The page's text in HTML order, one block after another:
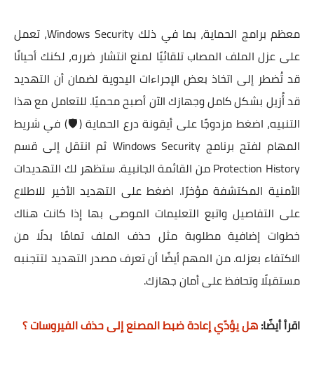
معظم برامج الحماية، بما في ذلك Windows Security، تعمل
على عزل الملف المصاب تلقائيًا لمنع انتشار ضرره، لكنك أحيانًا
قد تُضطر إلى اتخاذ بعض الإجراءات اليدوية لضمان أن التهديد
قد أُزيل بشكل كامل وجهازك الآن أصبح محميًا. للتعامل مع هذا
التنبيه، اضغط مزدوجًا على أيقونة درع الحماية (🛡️) في شريط
المهام لفتح برنامج Windows Security ثم انتقل إلى قسم
Protection History من القائمة الجانبية. ستظهر لك التهديدات
الأمنية المكتشفة مؤخرًا. اضغط على التهديد الأخير للاطلاع
على التفاصيل واتبع التعليمات الموصى بها إذا كانت هناك
خطوات إضافية مطلوبة مثل حذف الملف تمامًا بدلًا من
الاكتفاء بعزله. من المهم أيضًا أن تعرف مصدر التهديد لتتجنبه
مستقبلًا وتحافظ على أمان جهازك.
اقرأ أيضًا:هل يؤدّي إعادة ضبط المصنع إلى حذف الفيروسات ؟